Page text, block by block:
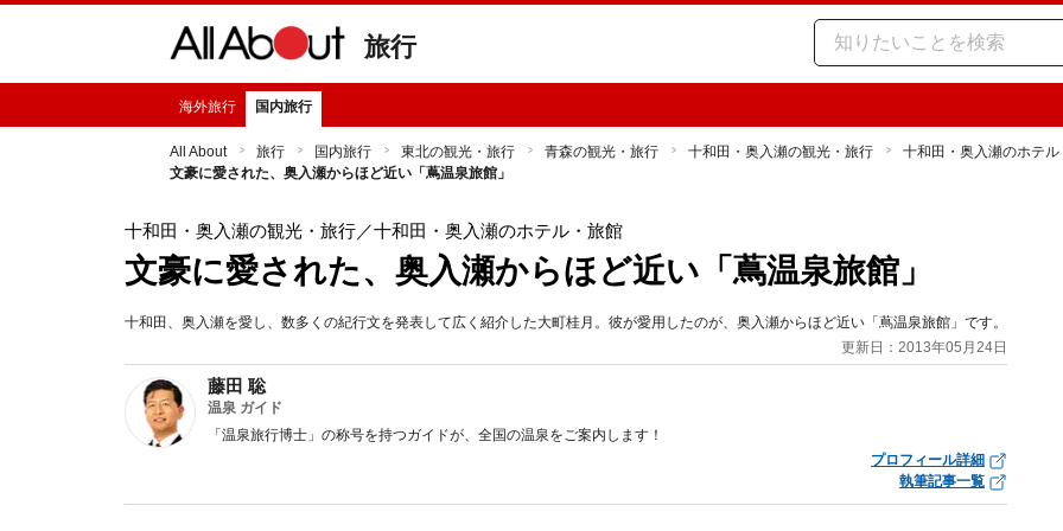
旅行
海外旅行 国内旅行
All About 旅行 国内旅行 東北の観光・旅行 青森の観光・旅行 十和田・奥入瀬の観光・旅行
十和田・奥入瀬のホテル
文豪に愛された、奥入瀬からほど近い「蔦温泉旅館」
十和田・奥入瀬の観光・旅行／十和田・奥入瀬のホテル・旅館
文豪に愛された、奥入瀬からほど近い「蔦温泉旅館」
十和田、奥入瀬を愛し、数多くの紀行文を発表して広く紹介した大町桂月。彼が愛用したのが、奥入瀬からほど近い「蔦温泉旅館」です。
更新日：2013年05月24日
藤田 聡
温泉 ガイド
「温泉旅行博士」の称号を持つガイドが、全国の温泉をご案内します！
プロフィール詳細
執筆記事一覧